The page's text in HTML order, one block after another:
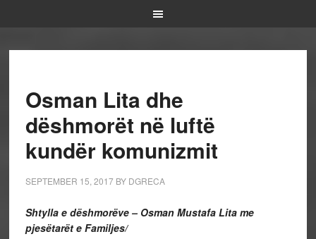
Osman Lita dhe
dëshmorët në luftë
kundër komunizmit
SEPTEMBER 15, 2017BY DGRECA
Shtylla e dëshmorëve – Osman Mustafa Lita me
pjesëtarët e Familjes/